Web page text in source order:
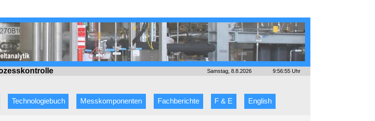
Samstag, 8.8.2026 9:56:55 Uhr
Technologiebuch Messkomponenten Fachberichte F & E English